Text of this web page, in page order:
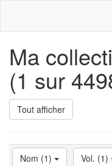
Ma
(1 sur
Tout afficher
Nom (1) Vol. (1)